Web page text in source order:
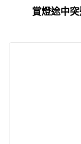
賞燈途中